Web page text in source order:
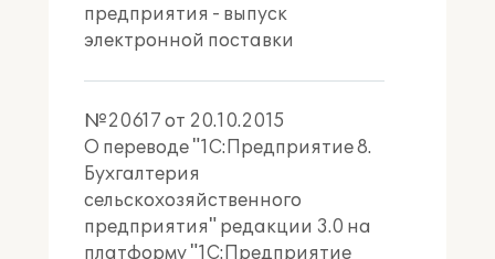
автоматически распределять фонд
оплаты труда между исполнителями
по КТУ в случае выполнения ручных
отражать в бухгалтерском учёте
операции реализации в счёт
зарплаты.
Бухгалтеру по учету аренды земли и
имущества:
предприятия - выпуск
электронной поставки
№20617 от 20.10.2015
О переводе "1С:Предприятие 8.
Бухгалтерия
сельскохозяйственного
предприятия" редакции 3.0 на
платформу "1С:Предприятие